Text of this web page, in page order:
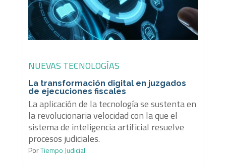
NUEVAS TECNOLOGÍAS
La transformación digital en juzgados
de ejecuciones fiscales
La aplicación de la tecnología se sustenta en
la revolucionaria velocidad con la que el
sistema de inteligencia artificial resuelve
procesos judiciales.
PorTiempo Judicial